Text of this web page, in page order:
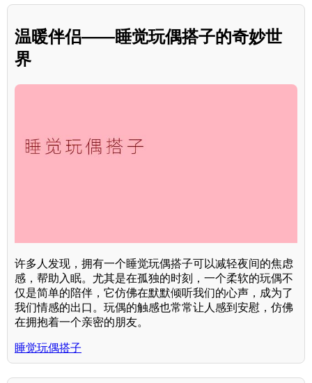
温暖伴侣——睡觉玩偶搭子的奇妙世
界
许多人发现，拥有一个睡觉玩偶搭子可以减轻夜间的焦虑
感，帮助入眠。尤其是在孤独的时刻，一个柔软的玩偶不
仅是简单的陪伴，它仿佛在默默倾听我们的心声，成为了
我们情感的出口。玩偶的触感也常常让人感到安慰，仿佛
在拥抱着一个亲密的朋友。
睡觉玩偶搭子